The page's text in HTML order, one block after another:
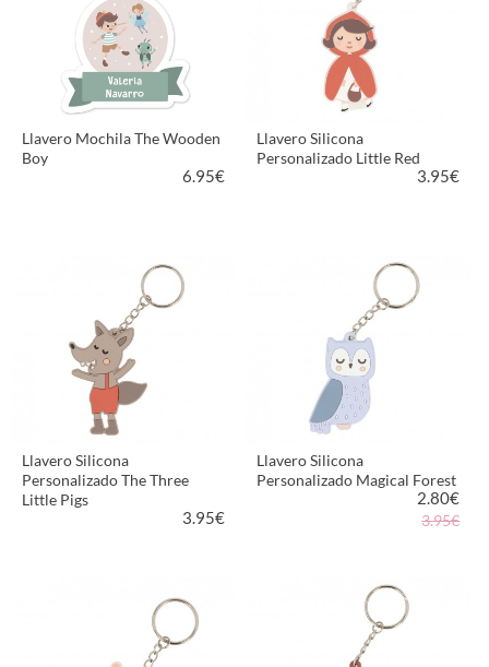
Llavero Mochila The Wooden
Boy
6.95€
VER PRODUCTO
Llavero Silicona
Personalizado Little Red
3.95€
VER PRODUCTO
Llavero Silicona
Personalizado The Three
Little Pigs
3.95€
Llavero Silicona
Personalizado Magical Forest
2.80€
3.95€
VER PRODUCTO